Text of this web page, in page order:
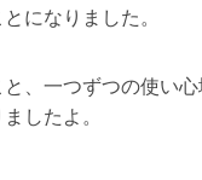
になりました。
、一つずつの使い
したよ。